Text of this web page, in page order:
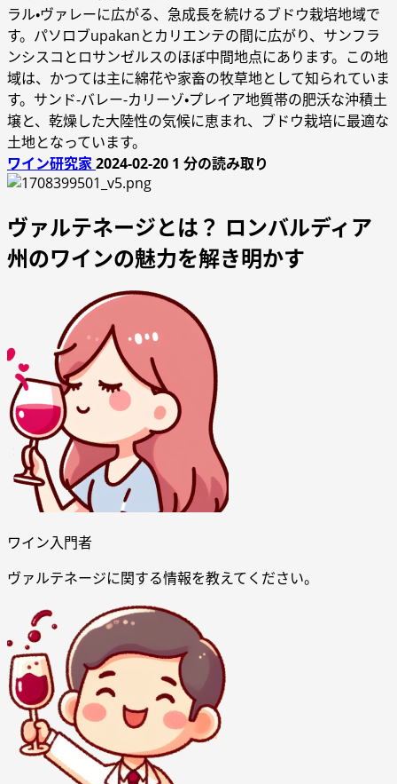
ラル・ヴァレーに広がる、急成長を続けるブドウ栽培地域で
す。パソロブupakanとカリエンテの間に広がり、サンフラ
ンシスコとロサンゼルスのほぼ中間地点にあります。この地
域は、かつては主に綿花や家畜の牧草地として知られていま
す。サンド-バレー-カリーゾ・プレイア地質帯の肥沃な沖積土
壌と、乾燥した大陸性の気候に恵まれ、ブドウ栽培に最適な
土地となっています。
ワイン研究家2024-02-20 1 分の読み取り
ヴァルテネージとは？ ロンバルディア
州のワインの魅力を解き明かす
ワイン入門者
ヴァルテネージに関する情報を教えてください。